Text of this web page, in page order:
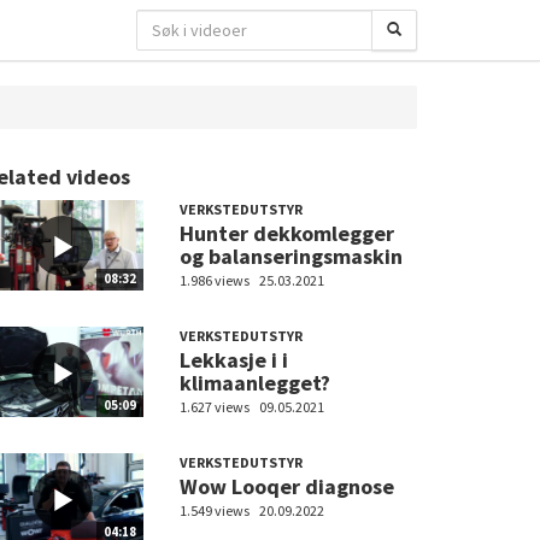
videos
08:32
VERKSTEDUTSTYR
Hunter dekkomlegger
og balanseringsmaskin
1.986 views 25.03.2021
05:09
VERKSTEDUTSTYR
Lekkasje i i
klimaanlegget?
1.627 views 09.05.2021
04:18
VERKSTEDUTSTYR
Wow Looqer diagnose
1.549 views 20.09.2022